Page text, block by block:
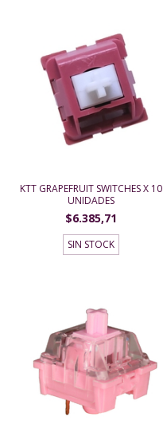
KTT GRAPEFRUIT SWITCHES X 10
UNIDADES
$6.385,71
SIN STOCK